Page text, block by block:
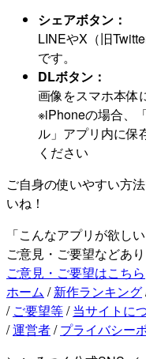
シェアボタン：
LINEやX（旧
です。
DLボタン：
画像をスマホ本体
※iPhoneの場合、
ル」アプリ内に保
ください
ご自身の使いやすい方
いね！
「こんなアプリが欲し
ご意見・ご要望などあ
ご意見・ご要望はこちら
ホーム / 新作ランキング
/ ご要望等/ 当サイトに
/運営者/ プライバシー